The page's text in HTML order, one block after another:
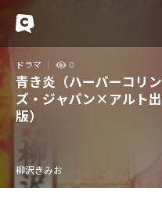
ドラマ 0
青き炎（ハーパーコリン
ズ・ジャパン×アルト出
版）
柳沢きみお